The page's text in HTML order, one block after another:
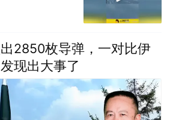
2850枚导弹，一对比伊
现出大事了